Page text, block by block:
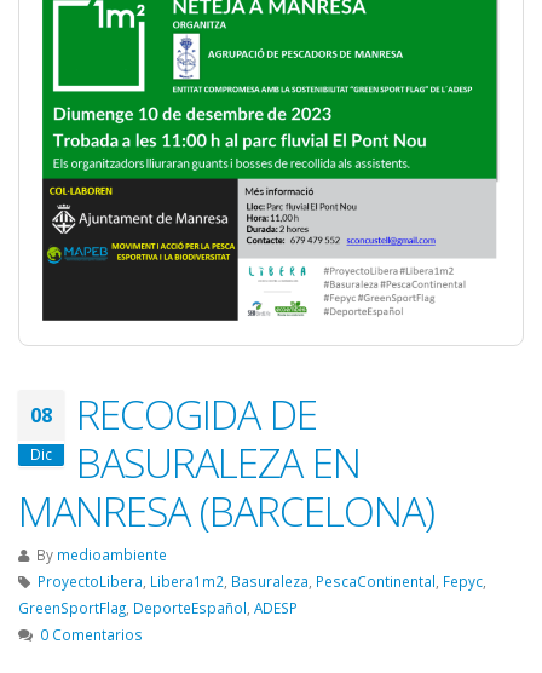
08
Dic
RECOGIDA DE
BASURALEZA EN
MANRESA (BARCELONA)
By medioambiente
ProyectoLibera Libera1m2 Basuraleza PescaContinental Fepyc
GreenSportFlag DeporteEspañol ADESP
0 Comentarios